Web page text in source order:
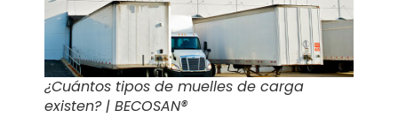
¿Cuántos tipos de muelles de carga
existen? | BECOSAN®